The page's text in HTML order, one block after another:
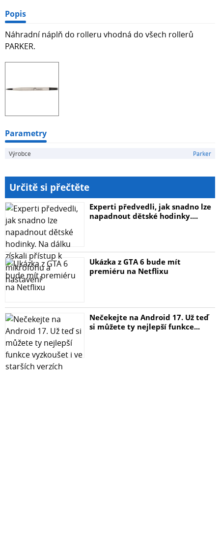
Popis
Náhradní náplň do rolleru vhodná do všech rollerů
PARKER.
Parametry
Výrobce Parker
Určitě si přečtěte
Experti předvedli, jak snadno lze
napadnout dětské hodinky....
Ukázka z GTA 6 bude mít
premiéru na Netflixu
Nečekejte na Android 17. Už teď
si můžete ty nejlepší funkce...